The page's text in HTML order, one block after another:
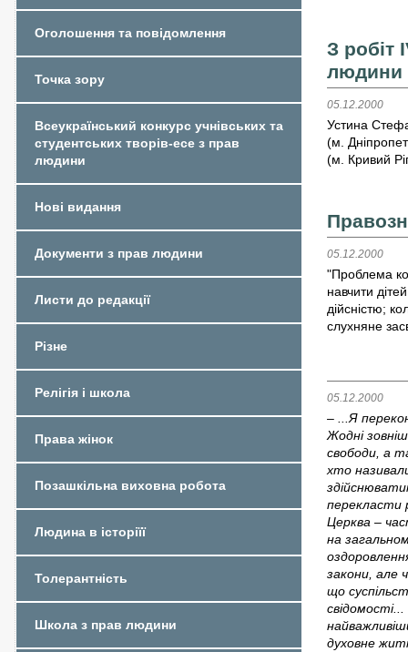
З робіт
людини
05.12.2000
Устина
(м.
(м. Кривий
05.12.2000
"Проблема
навчити
дійсністю;
слухняне
05.12.2000
– ...Я
Жодні
свободи, а
хто
перекласти
Церква –
на
закони, але
що
духовне
Оголошення та повідомлення
Точка зору
Всеукраїнський конкурс учнівських та
студентських творів-есе з прав
людини
Нові видання
Документи з прав людини
Листи до редакції
Різне
Релігія і школа
Права жінок
Позашкільна виховна робота
Людина в історіїї
Толерантність
Школа з прав людини